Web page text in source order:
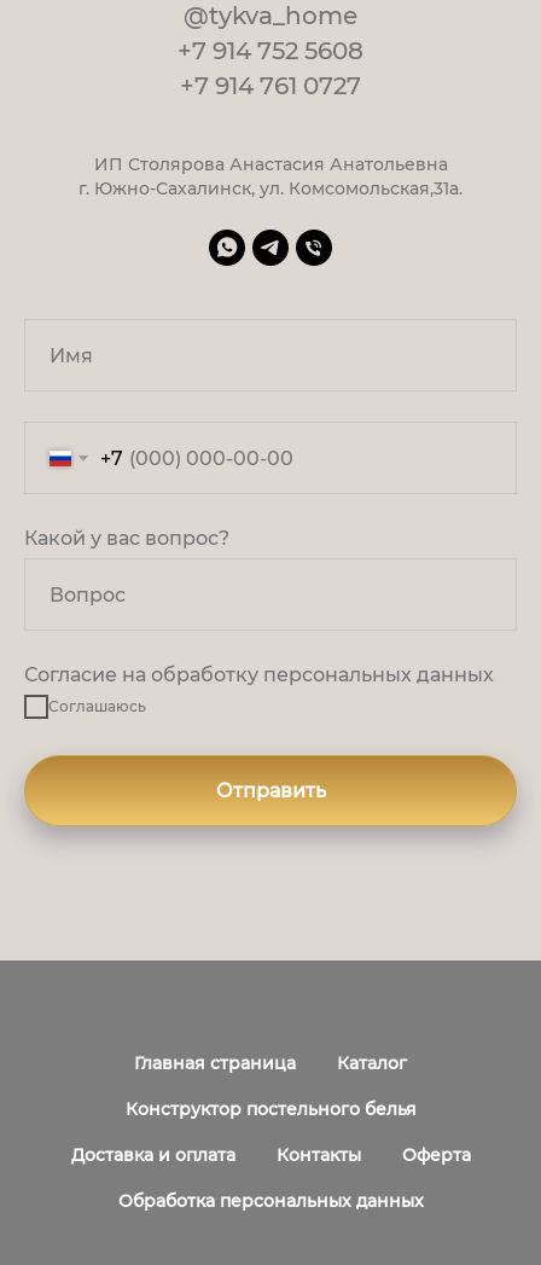
@tykva_home
+7 914 752 5608
+7 914 761 0727
ИП Столярова Анастасия Анатольевна
г. Южно-Сахалинск, ул. Комсомольская,31а.
+7
Какой у вас вопрос?
Согласие на обработку персональных данных
Соглашаюсь
Отправить
Главная страница Каталог
Конструктор постельного белья
Доставка и оплата Контакты Оферта
Обработка персональных данных